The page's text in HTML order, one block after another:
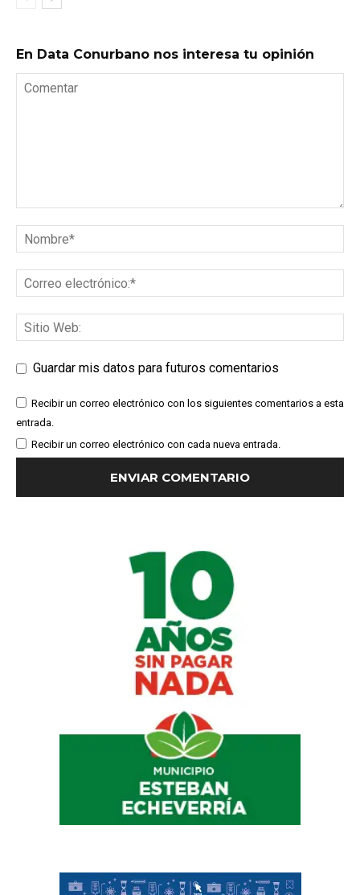
En Data Conurbano nos interesa tu opinión
Guardar mis datos para futuros comentarios
Recibir un correo electrónico con los siguientes comentarios a esta
entrada.
Recibir un correo electrónico con cada nueva entrada.